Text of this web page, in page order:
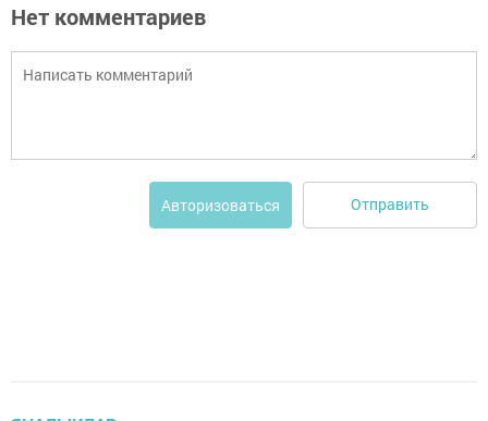
Нет комментариев
Авторизоваться Отправить